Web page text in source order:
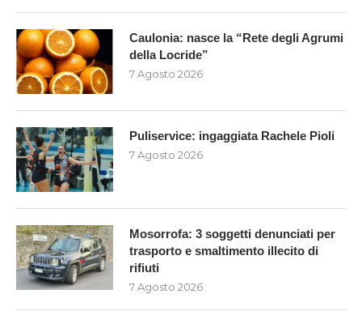
Caulonia: nasce la “Rete degli Agrumi
della Locride”
7 Agosto 2026
Puliservice: ingaggiata Rachele Pioli
7 Agosto 2026
Mosorrofa: 3 soggetti denunciati per
trasporto e smaltimento illecito di
rifiuti
7 Agosto 2026